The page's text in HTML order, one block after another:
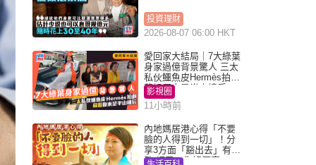
投資理財
2026-08-07 06:00 HKT
愛回家大結局｜7大綠葉
身家過億背景驚人 三太
私伙鱷魚皮Hermès拍劇
蘇姐原來是半山樓后
影視圈
11小時前
內地媽居港心得「不要
臉的人得到一切」！分
享3方面「豁出去」有著
數 網民：你好厲害